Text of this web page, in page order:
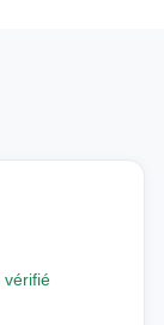
vérifié